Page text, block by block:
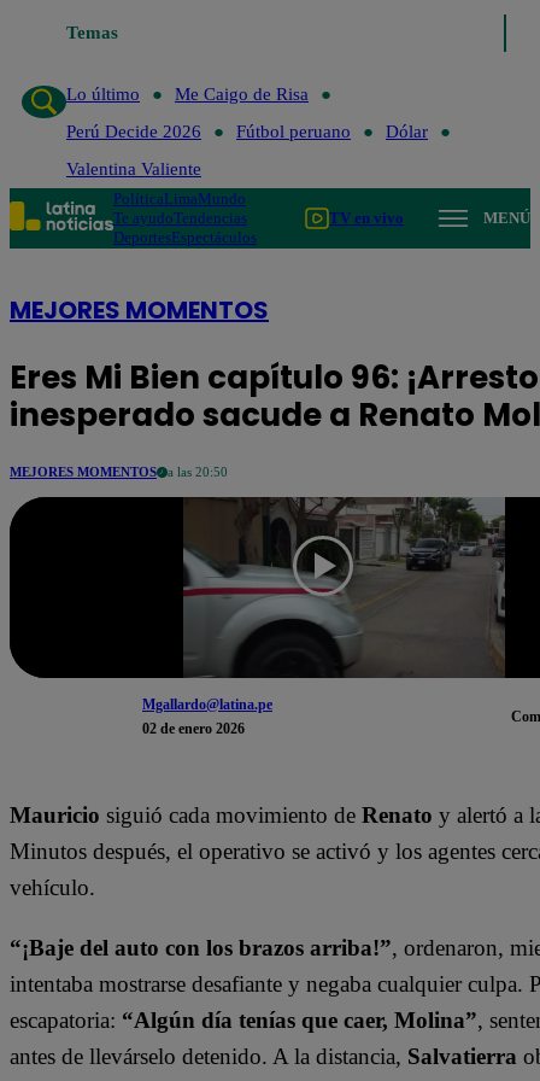
Temas
Lo último
Me Caigo de Risa
Perú Decide 2026
Fútbol peruano
Dólar
Valentina Valiente
PolíticaLimaMundo
Te ayudoTendencias
DeportesEspectáculos
TV en vivo MENÚ
MEJORES MOMENTOS
Eres Mi Bien capítulo 96: ¡Arresto
inesperado sacude a Renato
MEJORES MOMENTOS a las 20:50
Mgallardo@latina.pe
02 de enero 2026
Mauricio siguió cada movimiento de Renato y alertó a
Minutos después, el operativo se activó y los agentes
vehículo.
“¡Baje del auto con los brazos arriba!”, ordenaron,
intentaba mostrarse desafiante y negaba cualquier culpa.
escapatoria: “Algún día tenías que caer, Molina”,
antes de llevárselo detenido. A la distancia, Salvatierra